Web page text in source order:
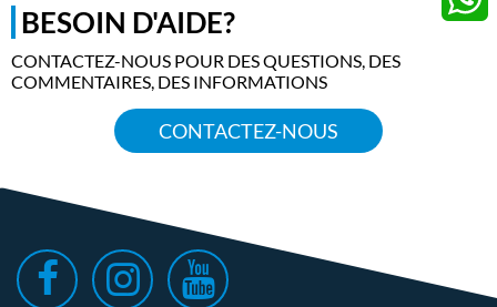
BESOIN D'AIDE?
CONTACTEZ-NOUS POUR DES QUESTIONS, DES
COMMENTAIRES, DES INFORMATIONS
CONTACTEZ-NOUS